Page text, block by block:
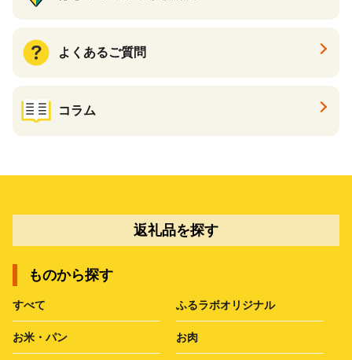
よくあるご質問
コラム
返礼品を探す
ものから探す
すべて ふるラボオリジナル
お米・パン お肉